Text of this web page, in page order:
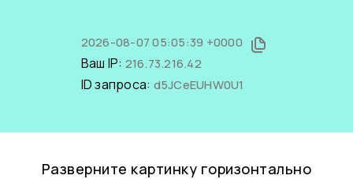
2026-08-07 05:05:39 +0000
Ваш IP: 216.73.216.42
ID запроса: d5JCeEUHW0U1
Разверните картинку горизонтально